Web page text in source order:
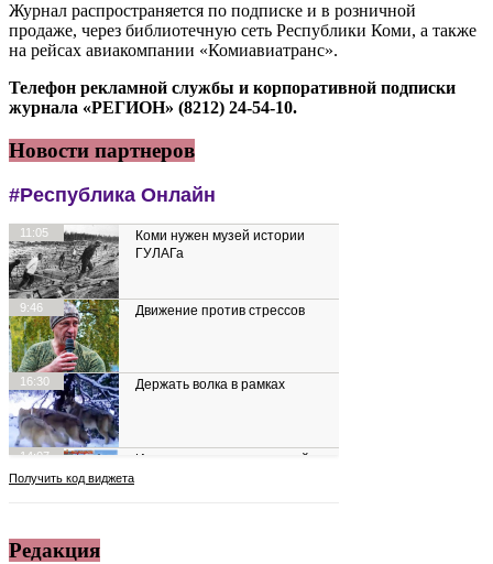
Журнал распространяется по подписке и в розничной
продаже, через библиотечную сеть Республики Коми, а также
на рейсах авиакомпании «Комиавиатранс».
Телефон рекламной службы и корпоративной подписки
журнала «РЕГИОН» (8212) 24-54-10.
Новости партнеров
Редакция